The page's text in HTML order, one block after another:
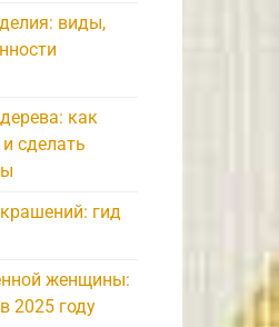
виды,
как
сделать
гид
женщины:
2025 году